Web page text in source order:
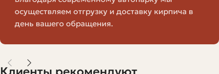
При заказе стоит уточнить, какие допуски по размерам
допускает производитель, и согласовать это с
влияют на расход раствора и аккуратность кладки.
осуществляем отгрузку и доставку кирпича в
день вашего обращения.